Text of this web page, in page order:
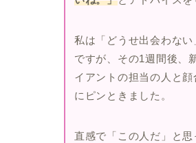
私は「どうせ出会わな
ですが、その1週間後、
イアントの担当の人と顔
にピンときました。
直感で「この人だ」と思